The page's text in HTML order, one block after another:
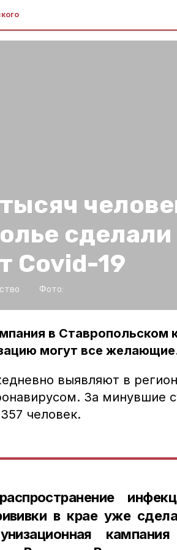
сделали
Covid-19
Фото:
в Ставропольском
могут все
выявляют в
За минувшие
человек.
в крае уже